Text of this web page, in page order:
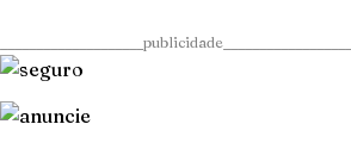
____________________publicidade___________________